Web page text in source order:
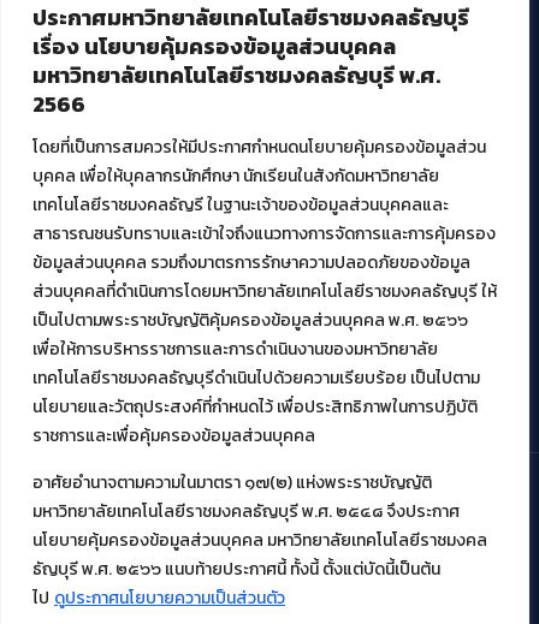
ประกาศมหาวิทยาลัยเทคโนโลยีราชมงคลธัญบุรี
เรื่อง นโยบายคุ้มครองข้อมูลส่วนบุคคล
มหาวิทยาลัยเทคโนโลยีราชมงคลธัญบุรี พ.ศ.
2566
โดยที่เป็นการสมควรให้มีประกาศกำหนดนโยบายคุ้มครองข้อมูลส่วน
บุคคล เพื่อให้บุคลากรนักศึกษา นักเรียนในสังกัดมหาวิทยาลัย
เทคโนโลยีราชมงคลธัญรี ในฐานะเจ้าของข้อมูลส่วนบุคคลและ
สาธารณชนรับทราบและเข้าใจถึงแนวทางการจัดการและการคุ้มครอง
ข้อมูลส่วนบุคคล รวมถึงมาตรการรักษาความปลอดภัยของข้อมูล
ส่วนบุคคลที่ดำเนินการโดยมหาวิทยาลัยเทคโนโลยีราชมงคลธัญบุรี ให้
เป็นไปตามพระราชบัญญัติคุ้มครองข้อมูลส่วนบุคคล พ.ศ. ๒๕๖๖
เพื่อให้การบริหารราชการและการดำเนินงานของมหาวิทยาลัย
เทคโนโลยีราชมงคลธัญบุรีดำเนินไปด้วยความเรียบร้อย เป็นไปตาม
นโยบายและวัตถุประสงค์ที่กำหนดไว้ เพื่อประสิทธิภาพในการปฏิบัติ
ราชการและเพื่อคุ้มครองข้อมูลส่วนบุคคล
อาศัยอำนาจตามความในมาตรา ๑๗(๒) แห่งพระราชบัญญัติ
มหาวิทยาลัยเทคโนโลยีราชมงคลธัญบุรี พ.ศ. ๒๕๔๘ จึงประกาศ
นโยบายคุ้มครองข้อมูลส่วนบุคคล มหาวิทยาลัยเทคโนโลยีราชมงคล
ธัญบุรี พ.ศ. ๒๕๖๖ แนบท้ายประกาศนี้ ทั้งนี้ ตั้งแต่บัดนี้เป็นต้น
ไป ดูประกาศนโยบายความเป็นส่วนตัว
ศูนย์สื่อดิจิทัล
ศูนย์นวัตกรรมและความรู้
ศูนย์พัฒนาและบริการนวัตกรรมดิจิทัล
สมัยใหม่ (MoSeC)
งานบริการวิชาการให้กับหน่วยงานภายนอก
โครงการส่งเสริมและพัฒนาผู้ประกอบการ SME โดย. มทร.ธัญบุรี
กิจกรรมการเชื่อมโยงเครือข่ายผู้ให้บริการเครื่องจักรกลทางการ
เกษตร ภายใต้โครงการส่งเสริมการรแปรรูปสินค้าเกษตรระดับชุมชน
กรมส่งเสริมอุตสาหกรรม
โครงการยกระดับเศรษฐกิจและสังคมรายตำบลแบบบูรณาการ (1
ตำบล 1 มหาวิทยาลัย)
© 2021 สำนักวิทยบริการและเทคโนโลยีสารสนเทศ มหาวิทยาลัย
เทคโนโลยีราชมงคลธัญบุรี